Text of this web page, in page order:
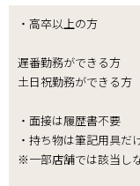
・高卒以上の方
遅番勤務ができる方
土日祝勤務ができる方
・面接は履歴書不要
・持ち物は筆記用具だ
※一部店舗では該当し